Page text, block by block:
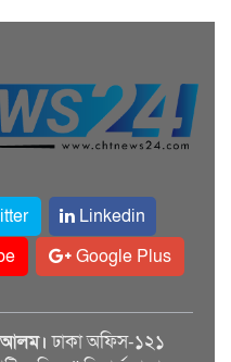
Linkedin
Google Plus
ঢাকা অফিস-১২১